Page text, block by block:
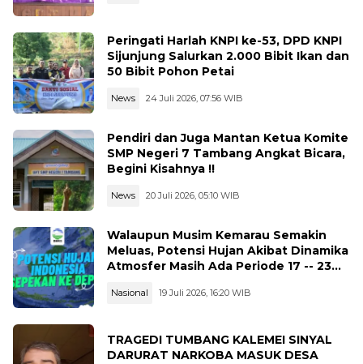
Peringati Harlah KNPI ke-53, DPD KNPI
Sijunjung Salurkan 2.000 Bibit Ikan dan
50 Bibit Pohon Petai
News 24 Juli 2026, 07:56 WIB
Pendiri dan Juga Mantan Ketua Komite
SMP Negeri 7 Tambang Angkat Bicara,
Begini Kisahnya !!
News 20 Juli 2026, 05:10 WIB
Walaupun Musim Kemarau Semakin
Meluas, Potensi Hujan Akibat Dinamika
Atmosfer Masih Ada Periode 17 -- 23
Nasional 19 Juli 2026, 16:20 WIB
TRAGEDI TUMBANG KALEMEI SINYAL
DARURAT NARKOBA MASUK DESA